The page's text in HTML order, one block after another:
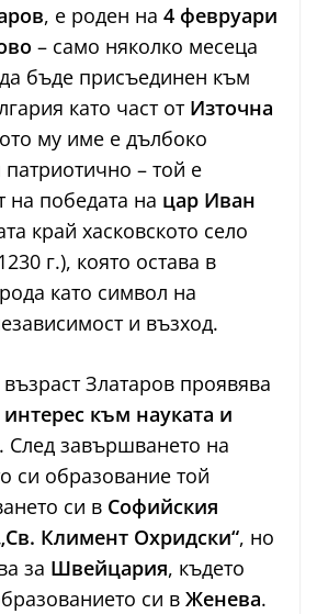
, е роден на 4 февруари
– само няколко месеца
бъде присъединен към
като част от Източна
му име е дълбоко
– той е
на победата на цар Иван
край хасковското село
г.), която остава в
като символ на
и възход.
Златаров проявява
към науката и
. След завършването на
си образование той
си в Софийския
Климент Охридски“, но
за Швейцария, където
си в Женева.